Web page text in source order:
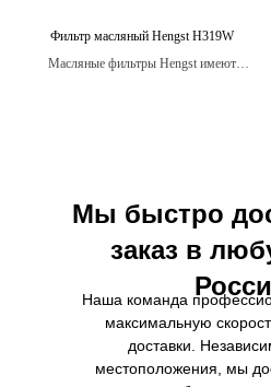
Фильтр масляный Hengst H319W
Масляные фильтры Hengst имеют
Мы быстро
заказ в
Наша команда
максимальную
доставки.
местоположения, мы